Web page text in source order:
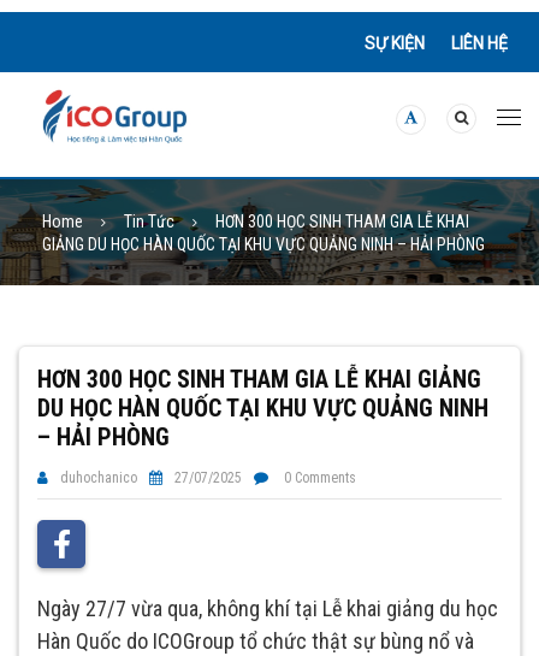
SỰ KIỆN LIÊN HỆ
Home Tin Tức
HƠN 300 HỌC SINH THAM GIA LỄ KHAI
GIẢNG DU HỌC HÀN QUỐC TẠI KHU VỰC QUẢNG NINH – HẢI PHÒNG
HƠN 300 HỌC SINH THAM GIA LỄ KHAI GIẢNG
DU HỌC HÀN QUỐC TẠI KHU VỰC QUẢNG NINH
– HẢI PHÒNG
duhochanico 27/07/2025 0 Comments
Ngày 27/7 vừa qua, không khí tại Lễ khai giảng du học
Hàn Quốc do ICOGroup tổ chức thật sự bùng nổ và